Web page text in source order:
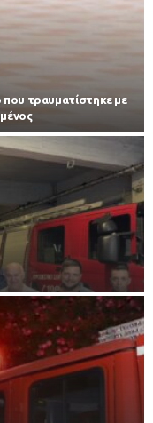
τραυματίστηκε με